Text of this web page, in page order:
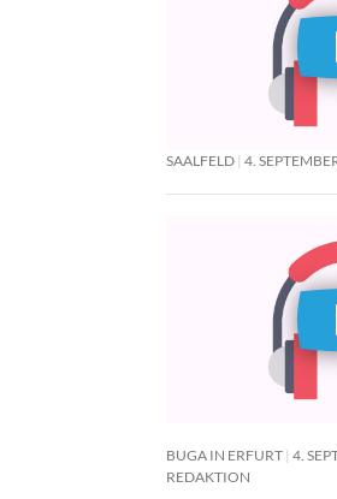
SAALFELD 4.
BUGA IN ERFURT 4.
REDAKTION